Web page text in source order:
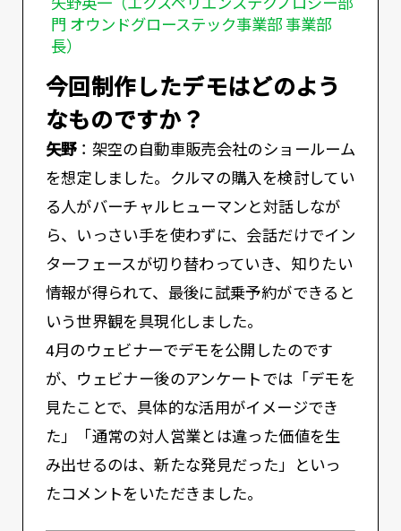
矢野英一（エクスペリエンステクノロジー部
門 オウンドグローステック事業部 事業部
長）
――今回制作したデモはどのよう
なものですか？
矢野：架空の自動車販売会社のショールーム
を想定しました。クルマの購入を検討してい
る人がバーチャルヒューマンと対話しなが
ら、いっさい手を使わずに、会話だけでイン
ターフェースが切り替わっていき、知りたい
情報が得られて、最後に試乗予約ができると
いう世界観を具現化しました。
4月のウェビナーでデモを公開したのです
が、ウェビナー後のアンケートでは「デモを
見たことで、具体的な活用がイメージでき
た」「通常の対人営業とは違った価値を生
み出せるのは、新たな発見だった」といっ
たコメントをいただきました。